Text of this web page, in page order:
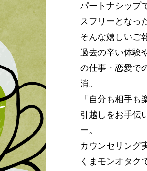
パートナシップ
スフリーとなっ
そんな嬉しいご
過去の辛い体験
の仕事・恋愛で
消。
「自分も相手も
引越しをお手伝
ー。
カウンセリング
くまモンオタク